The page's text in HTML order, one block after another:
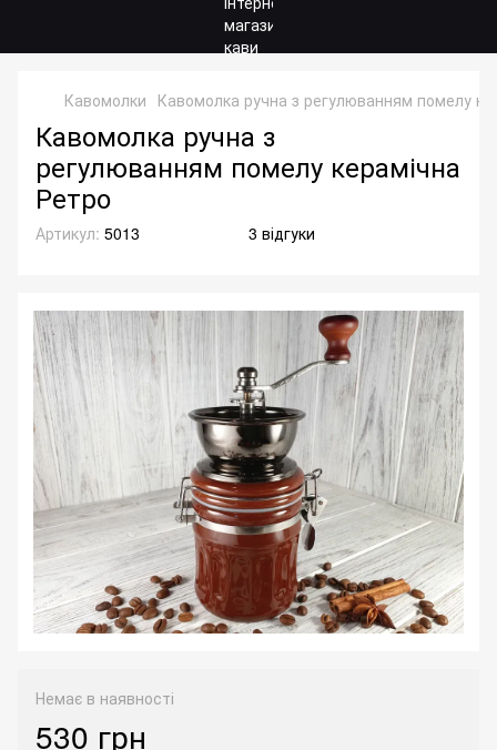
Кавомолки Кавомолка ручна з регулюванням помелу
Кавомолка ручна з
регулюванням помелу керамічна
Ретро
Артикул: 5013 3 відгуки
Немає в наявності
530 грн